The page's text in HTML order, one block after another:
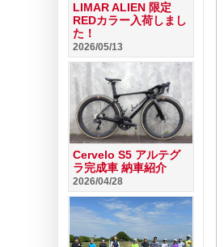
LIMAR ALIEN 限定
REDカラー入荷しまし
た！
2026/05/13
Cervelo S5 アルテグ
ラ完成車 納車紹介
2026/04/28